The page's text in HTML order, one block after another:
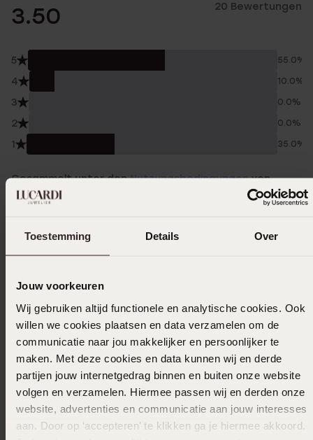
Toestemming Details Over
Jouw voorkeuren
Wij gebruiken altijd functionele en analytische cookies. Ook
willen we cookies plaatsen en data verzamelen om de
communicatie naar jou makkelijker en persoonlijker te
maken. Met deze cookies en data kunnen wij en derde
partijen jouw internetgedrag binnen en buiten onze website
volgen en verzamelen. Hiermee passen wij en derden onze
website, advertenties en communicatie aan jouw interesses
aan. Door op ‘accepteren’ te klikken ga je hiermee akkoord.
3.50 20 Bewertungen
5 55.0%
4 10.0%
3 0.0%
2 0.0%
1 35.0%
Gesammelt unter denNutzungsbedingungenvon
Trusted shops
Ich habe meinen Brief sehr schnell verloren
Übersetzt | Original ansehen
01-12-2024
Schöner Charme